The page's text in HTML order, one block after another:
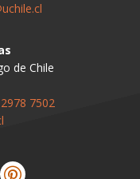
de Chile
7502